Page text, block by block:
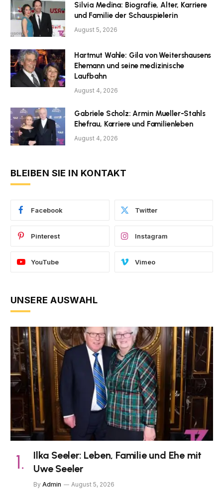
Silvia Medina: Biografie, Alter, Karriere
und Familie der Schauspielerin
August 5, 2026
Hartmut Wahle: Gila von Weitershausens
Ehemann und seine medizinische
Laufbahn
August 4, 2026
Gabriele Scholz: Armin Mueller-Stahls
Ehefrau, Karriere und Familienleben
August 4, 2026
BLEIBEN SIE IN KONTAKT
Facebook Twitter
Pinterest Instagram
YouTube Vimeo
UNSERE AUSWAHL
Ilka Seeler: Leben, Familie und Ehe mit
Uwe Seeler
By Admin August 5, 2026